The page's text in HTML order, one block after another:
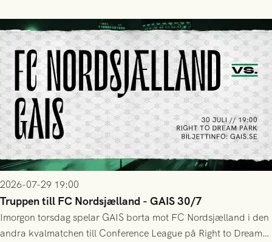
tennissiffror och det grönsvarta europaäventyret tog slut.
2026-07-29 19:00
Truppen till FC Nordsjælland - GAIS 30/7
Imorgon torsdag spelar GAIS borta mot FC Nordsjælland i den
andra kvalmatchen till Conference League på Right to Dream